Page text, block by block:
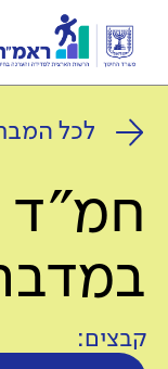
לכל
חמ"ד
קבצים: